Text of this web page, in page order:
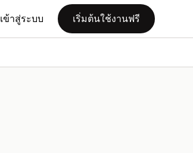
เข้าสู่ระบบ เริ่มต้นใช้งานฟรี